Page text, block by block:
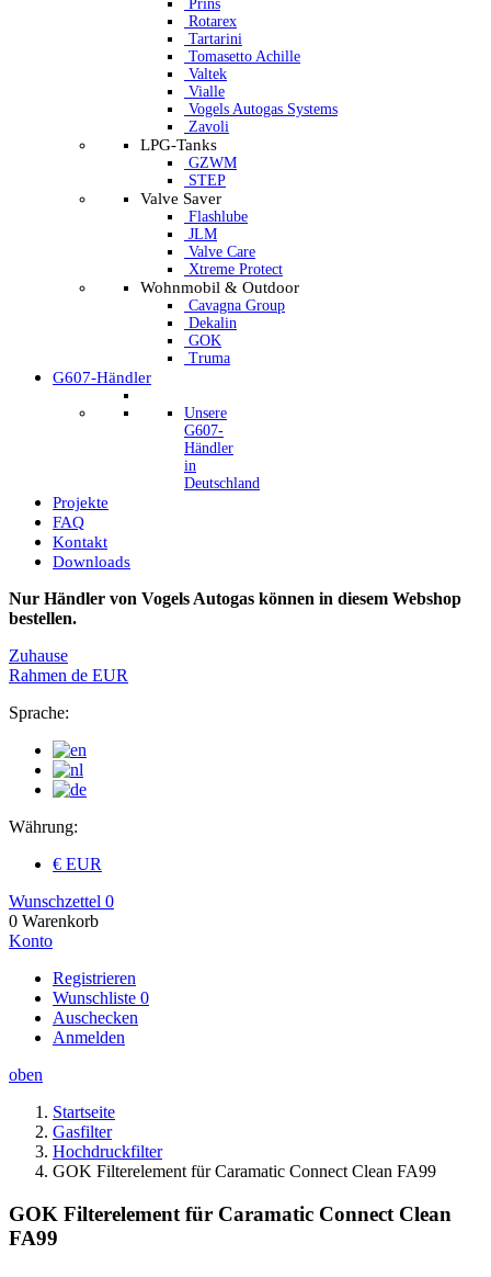
Prins
Rotarex
Tartarini
Tomasetto Achille
Valtek
Vialle
Vogels Autogas Systems
Zavoli
LPG-Tanks
GZWM
STEP
Valve Saver
Flashlube
JLM
Valve Care
Xtreme Protect
Wohnmobil & Outdoor
Cavagna Group
Dekalin
GOK
Truma
G607-Händler
Unsere
G607-
Händler
in
Deutschland
Projekte
FAQ
Kontakt
Downloads
Nur Händler von Vogels Autogas können in diesem Webshop
bestellen.
Zuhause
Rahmen de EUR
Sprache:
Währung:
€ EUR
Wunschzettel 0
0 Warenkorb
Konto
Registrieren
Wunschliste 0
Auschecken
Anmelden
oben
Startseite
Gasfilter
Hochdruckfilter
GOK Filterelement für Caramatic Connect Clean FA99
GOK Filterelement für Caramatic Connect Clean
FA99